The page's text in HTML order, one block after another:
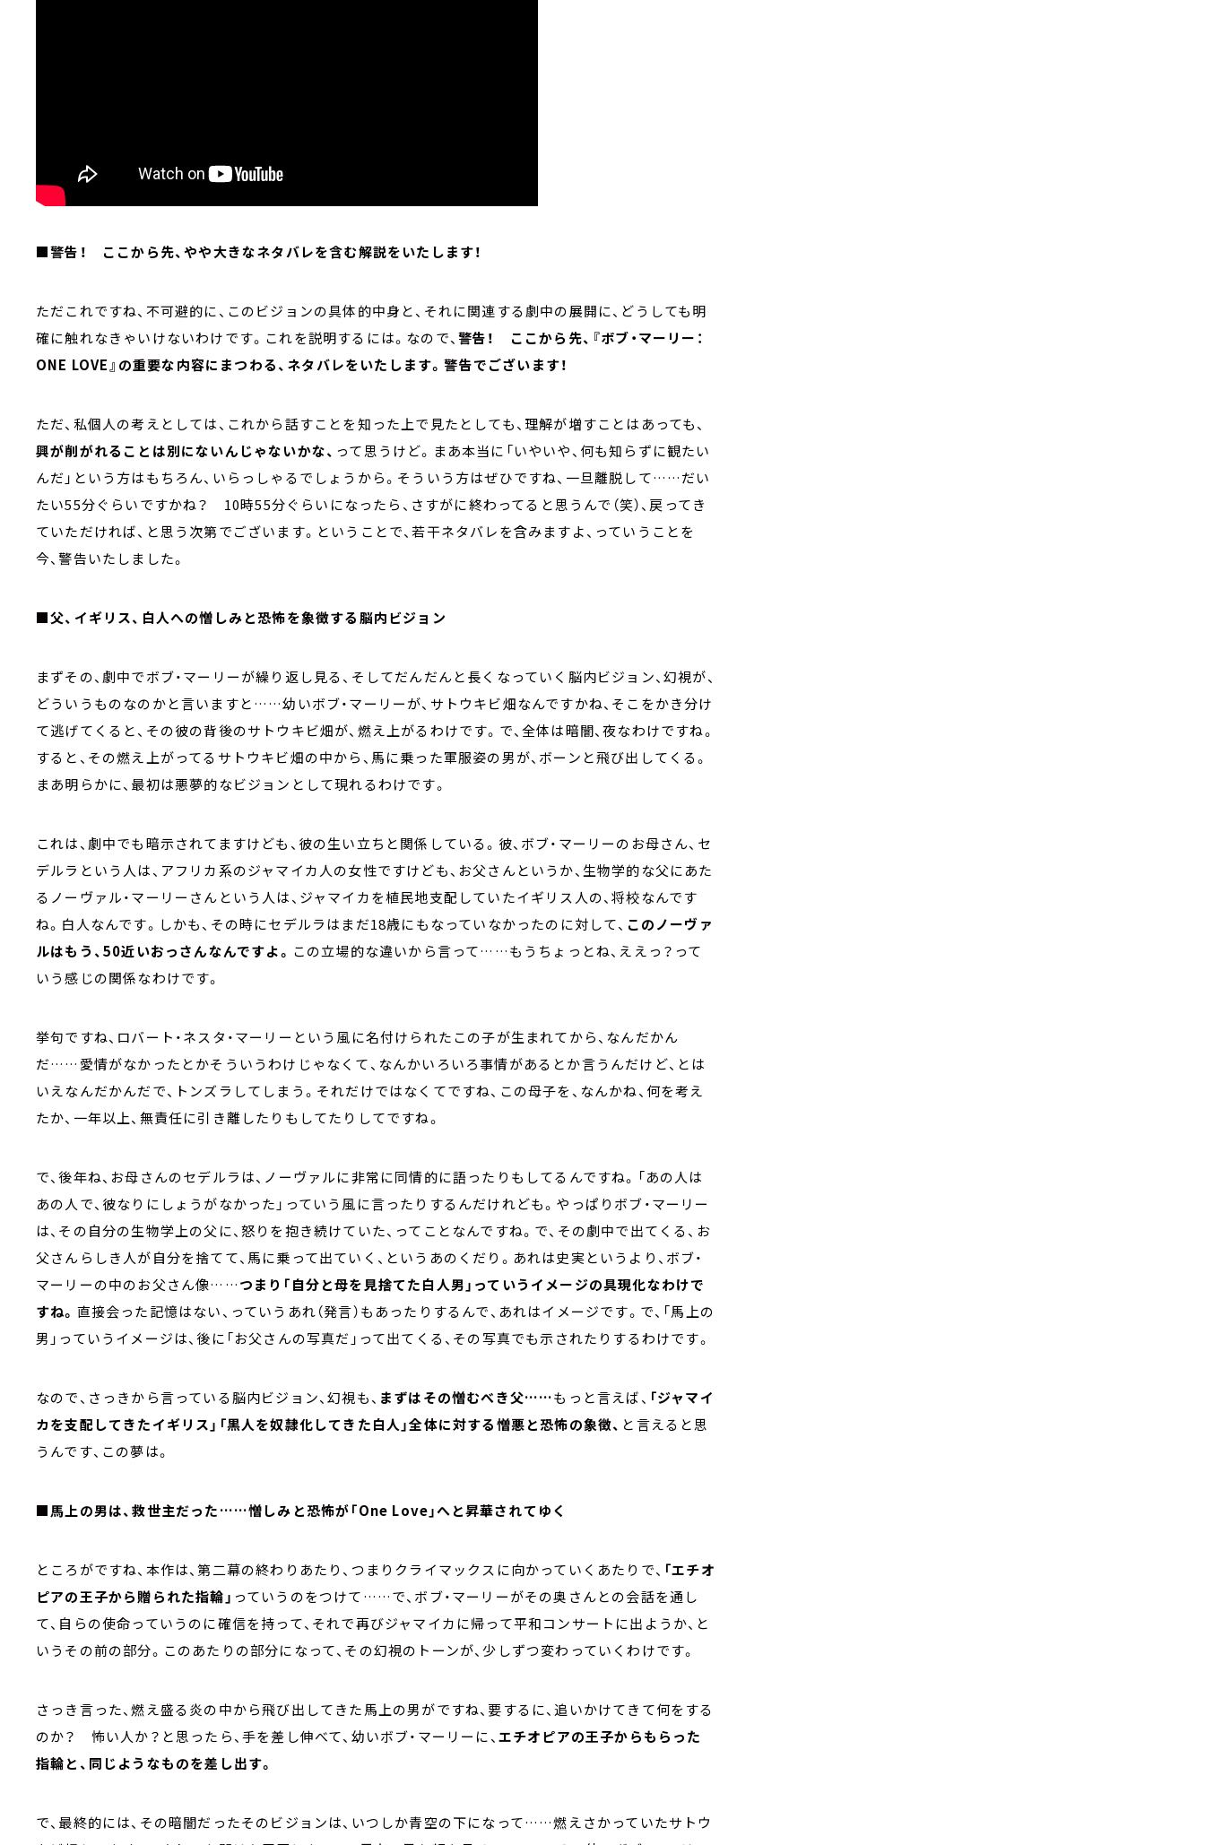
■警告！ ここから先、やや大きなネタバレを含む解説をいたします！
ただこれですね、不可避的に、このビジョンの具体的中身と、それに関連する劇中の展開に、どうしても明
確に触れなきゃいけないわけです。これを説明するには。なので、警告！ ここから先、『ボブ・マーリー：
ONE LOVE』の重要な内容にまつわる、ネタバレをいたします。警告でございます！
ただ、私個人の考えとしては、これから話すことを知った上で見たとしても、理解が増すことはあっても、
興が削がれることは別にないんじゃないかな、 って思うけど。まあ本当に「いやいや、何も知らずに観たい
んだ」という方はもちろん、いらっしゃるでしょうから。そういう方はぜひですね、一旦離脱して……だい
たい55分ぐらいですかね？ 10時55分ぐらいになったら、さすがに終わってると思うんで（笑）、戻ってき
ていただければ、と思う次第でございます。ということで、若干ネタバレを含みますよ、っていうことを
今、警告いたしました。
■父、イギリス、白人への憎しみと恐怖を象徴する脳内ビジョン
まずその、劇中でボブ・マーリーが繰り返し見る、そしてだんだんと長くなっていく脳内ビジョン、幻視が、
どういうものなのかと言いますと……幼いボブ・マーリーが、サトウキビ畑なんですかね、そこをかき分け
て逃げてくると、その彼の背後のサトウキビ畑が、燃え上がるわけです。で、全体は暗闇、夜なわけですね。
すると、その燃え上がってるサトウキビ畑の中から、馬に乗った軍服姿の男が、ボーンと飛び出してくる。
まあ明らかに、最初は悪夢的なビジョンとして現れるわけです。
これは、劇中でも暗示されてますけども、彼の生い立ちと関係している。彼、ボブ・マーリーのお母さん、セ
デルラという人は、アフリカ系のジャマイカ人の女性ですけども、お父さんというか、生物学的な父にあた
るノーヴァル・マーリーさんという人は、ジャマイカを植民地支配していたイギリス人の、将校なんです
ね。白人なんです。しかも、その時にセデルラはまだ18歳にもなっていなかったのに対して、 このノーヴァ
ルはもう、50近いおっさんなんですよ。 この立場的な違いから言って……もうちょっとね、ええっ？って
いう感じの関係なわけです。
挙句ですね、ロバート・ネスタ・マーリーという風に名付けられたこの子が生まれてから、なんだかん
だ……愛情がなかったとかそういうわけじゃなくて、なんかいろいろ事情があるとか言うんだけど、とは
いえなんだかんだで、トンズラしてしまう。それだけではなくてですね、この母子を、なんかね、何を考え
たか、一年以上、無責任に引き離したりもしてたりしてですね。
で、後年ね、お母さんのセデルラは、ノーヴァルに非常に同情的に語ったりもしてるんですね。「あの人は
あの人で、彼なりにしょうがなかった」っていう風に言ったりするんだけれども。やっぱりボブ・マーリー
は、その自分の生物学上の父に、怒りを抱き続けていた、ってことなんですね。で、その劇中で出てくる、お
父さんらしき人が自分を捨てて、馬に乗って出ていく、というあのくだり。あれは史実というより、ボブ・
マーリーの中のお父さん像……つまり「自分と母を見捨てた白人男」っていうイメージの具現化なわけで
すね。 直接会った記憶はない、っていうあれ（発言）もあったりするんで、あれはイメージです。で、「馬上の
男」っていうイメージは、後に「お父さんの写真だ」って出てくる、その写真でも示されたりするわけです。
なので、さっきから言っている脳内ビジョン、幻視も、 まずはその憎むべき父……もっと言えば、 「ジャマイ
カを支配してきたイギリス」「黒人を奴隷化してきた白人」全体に対する憎悪と恐怖の象徴、 と言えると思
うんです、この夢は。
■馬上の男は、救世主だった……憎しみと恐怖が「One Love」へと昇華されてゆく
ところがですね、本作は、第二幕の終わりあたり、つまりクライマックスに向かっていくあたりで、 「エチオ
ピアの王子から贈られた指輪」 っていうのをつけて……で、ボブ・マーリーがその奥さんとの会話を通し
て、自らの使命っていうのに確信を持って、それで再びジャマイカに帰って平和コンサートに出ようか、と
いうその前の部分。このあたりの部分になって、その幻視のトーンが、少しずつ変わっていくわけです。
さっき言った、燃え盛る炎の中から飛び出してきた馬上の男がですね、要するに、追いかけてきて何をする
のか？ 怖い人か？と思ったら、手を差し伸べて、幼いボブ・マーリーに、 エチオピアの王子からもらった
指輪と、同じようなものを差し出す。
で、最終的には、その暗闇だったそのビジョンは、いつしか青空の下になって……燃えさかっていたサトウ